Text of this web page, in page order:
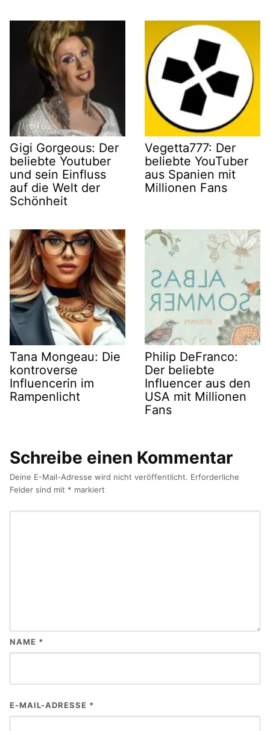
Gigi Gorgeous: Der
beliebte Youtuber
und sein Einfluss
auf die Welt der
Schönheit
Vegetta777: Der
beliebte YouTuber
aus Spanien mit
Millionen Fans
Tana Mongeau: Die
kontroverse
Influencerin im
Rampenlicht
Philip DeFranco:
Der beliebte
Influencer aus den
USA mit Millionen
Fans
Schreibe einen Kommentar
Deine E-Mail-Adresse wird nicht veröffentlicht. Erforderliche
Felder sind mit * markiert
NAME *
E-MAIL-ADRESSE *